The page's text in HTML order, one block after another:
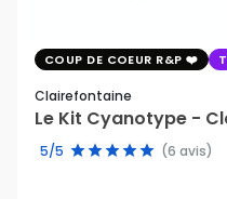
COUP DE COEUR R&P
Clairefontaine
Le Kit Cyanotype -
5/5 (6 avis)